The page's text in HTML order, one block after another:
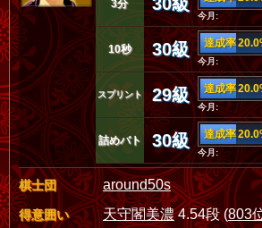
3分
今月:
10秒 30級 達成率
今月:
スプリント 29級 達成率
今月:
詰めバト 30級 達成率
今月:
棋士団 around50s
得意囲い 天守閣美濃4.54段 (803